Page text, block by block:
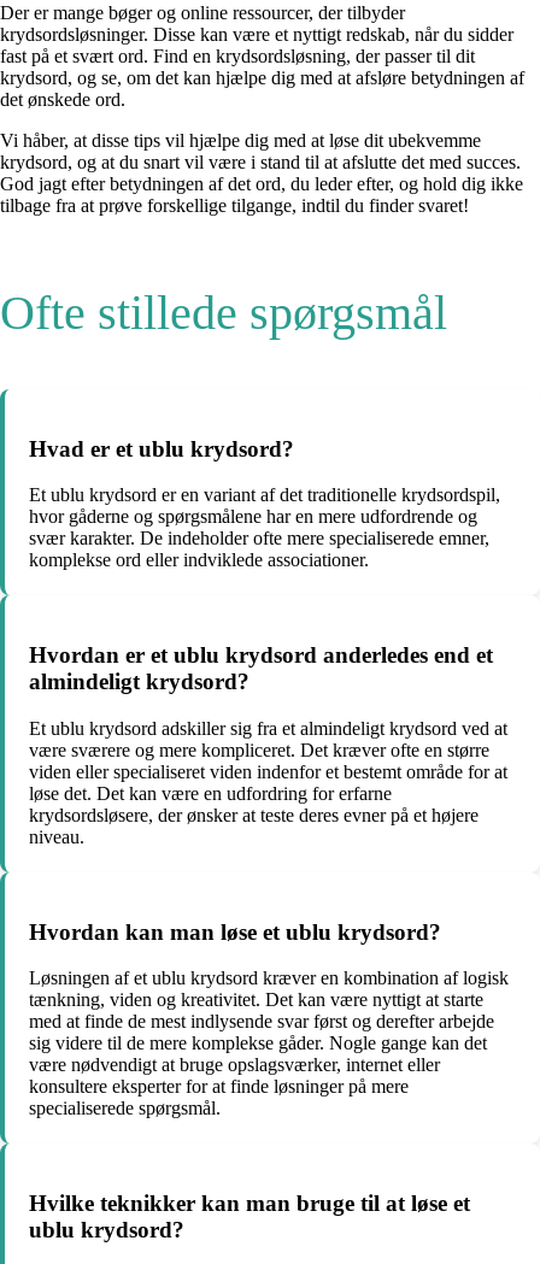
Der er mange bøger og online ressourcer, der tilbyder
krydsordsløsninger. Disse kan være et nyttigt redskab, når du sidder
fast på et svært ord. Find en krydsordsløsning, der passer til dit
krydsord, og se, om det kan hjælpe dig med at afsløre betydningen af
det ønskede ord.
Vi håber, at disse tips vil hjælpe dig med at løse dit ubekvemme
krydsord, og at du snart vil være i stand til at afslutte det med succes.
God jagt efter betydningen af det ord, du leder efter, og hold dig ikke
tilbage fra at prøve forskellige tilgange, indtil du finder svaret!
Ofte stillede spørgsmål
Hvad er et ublu krydsord?
Et ublu krydsord er en variant af det traditionelle krydsordspil,
hvor gåderne og spørgsmålene har en mere udfordrende og
svær karakter. De indeholder ofte mere specialiserede emner,
komplekse ord eller indviklede associationer.
Hvordan er et ublu krydsord anderledes end et
almindeligt krydsord?
Et ublu krydsord adskiller sig fra et almindeligt krydsord ved at
være sværere og mere kompliceret. Det kræver ofte en større
viden eller specialiseret viden indenfor et bestemt område for at
løse det. Det kan være en udfordring for erfarne
krydsordsløsere, der ønsker at teste deres evner på et højere
niveau.
Hvordan kan man løse et ublu krydsord?
Løsningen af et ublu krydsord kræver en kombination af logisk
tænkning, viden og kreativitet. Det kan være nyttigt at starte
med at finde de mest indlysende svar først og derefter arbejde
sig videre til de mere komplekse gåder. Nogle gange kan det
være nødvendigt at bruge opslagsværker, internet eller
konsultere eksperter for at finde løsninger på mere
specialiserede spørgsmål.
Hvilke teknikker kan man bruge til at løse et
ublu krydsord?